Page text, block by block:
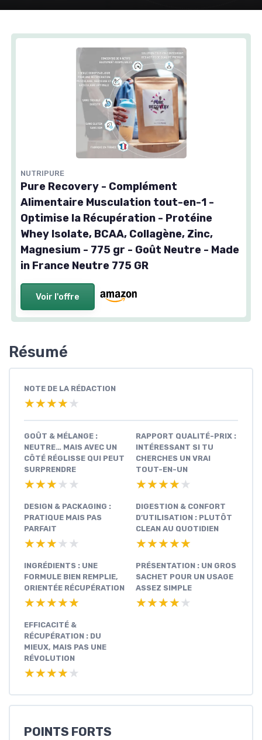
NUTRIPURE
Pure Recovery - Complément
Alimentaire Musculation tout-en-1 -
Optimise la Récupération - Protéine
Whey Isolate, BCAA, Collagène, Zinc,
Magnesium - 775 gr - Goût Neutre - Made
in France Neutre 775 GR
Voir l'offre
Résumé
NOTE DE LA RÉDACTION
★★★★★
★★★★★
GOÛT & MÉLANGE :
NEUTRE… MAIS AVEC UN
CÔTÉ RÉGLISSE QUI PEUT
SURPRENDRE
★★★★★
★★★★★
RAPPORT QUALITÉ-PRIX :
INTÉRESSANT SI TU
CHERCHES UN VRAI
TOUT-EN-UN
★★★★★
★★★★★
DESIGN & PACKAGING :
PRATIQUE MAIS PAS
PARFAIT
★★★★★
★★★★★
DIGESTION & CONFORT
D’UTILISATION : PLUTÔT
CLEAN AU QUOTIDIEN
★★★★★
★★★★★
INGRÉDIENTS : UNE
FORMULE BIEN REMPLIE,
ORIENTÉE RÉCUPÉRATION
★★★★★
★★★★★
PRÉSENTATION : UN GROS
SACHET POUR UN USAGE
ASSEZ SIMPLE
★★★★★
★★★★★
EFFICACITÉ &
RÉCUPÉRATION : DU
MIEUX, MAIS PAS UNE
RÉVOLUTION
★★★★★
★★★★★
POINTS FORTS